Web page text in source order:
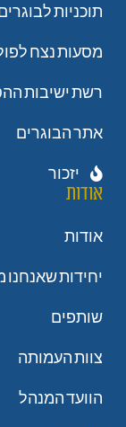
תוכניות
מסעות נצח
רשת ישיבות
אתר הבוגרים
יזכור
אודות
אודות
יחידות שאנחנו
שותפים
צוות העמותה
הוועד המנהל